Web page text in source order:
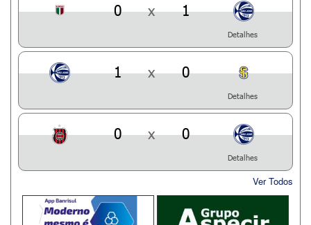
0 x 1
Detalhes
1 x 0
Detalhes
0 x 0
Detalhes
Ver Todos